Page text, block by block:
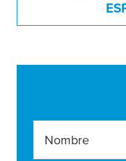
Nombre